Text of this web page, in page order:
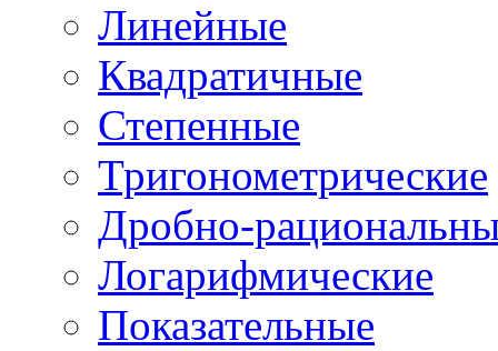
Линейные
Квадратичные
Степенные
Тригонометрические
Дробно-
Логарифмические
Показательные